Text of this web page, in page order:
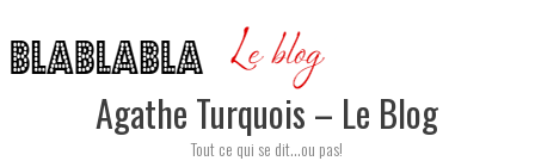
to
content
Agathe Turquois – Le Blog
Tout ce qui se dit…ou pas!